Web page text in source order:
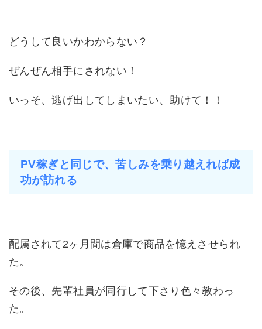
どうして良いかわからない？
ぜんぜん相手にされない！
いっそ、逃げ出してしまいたい、助けて！！
PV稼ぎと同じで、苦しみを乗り越えれば成
功が訪れる
配属されて2ヶ月間は倉庫で商品を憶えさせられ
た。
その後、先輩社員が同行して下さり色々教わっ
た。